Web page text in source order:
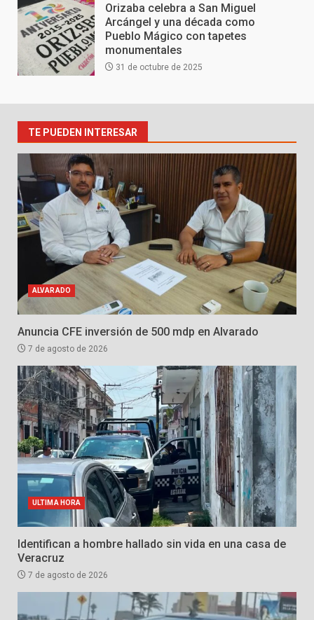
Orizaba celebra a San Miguel
Arcángel y una década como
Pueblo Mágico con tapetes
monumentales
31 de octubre de 2025
TE PUEDEN INTERESAR
ALVARADO
Anuncia CFE inversión de 500 mdp en Alvarado
7 de agosto de 2026
ULTIMA HORA
Identifican a hombre hallado sin vida en una casa de
Veracruz
7 de agosto de 2026